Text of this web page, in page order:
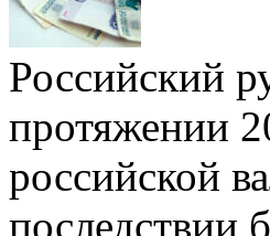
Российский
протяжении
российской
последствии